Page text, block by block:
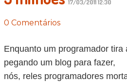
17/03/2011 12:30
0 Comentários
Enquanto um programador tira
pegando um blog para fazer,
nós, reles programadores